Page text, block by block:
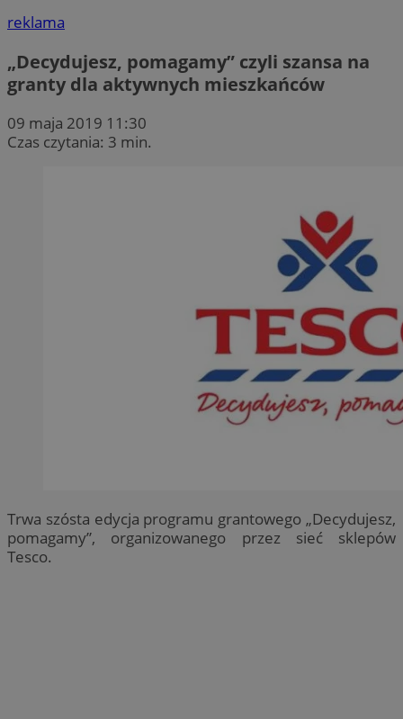
reklama
„Decydujesz, pomagamy” czyli szansa na
granty dla aktywnych mieszkańców
09 maja 2019 11:30
Czas czytania: 3 min.
Trwa szósta edycja programu grantowego „Decydujesz,
pomagamy”, organizowanego przez sieć sklepów
Tesco.